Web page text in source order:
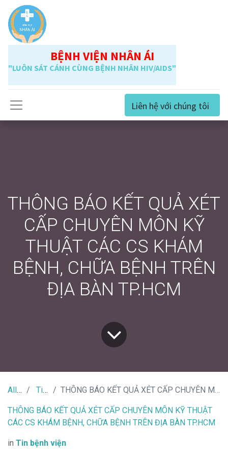
BỆNH VIỆN NHÂN ÁI
"LUÔN SÁT CÁNH CÙNG BỆNH NHÂN HIV/AIDS"
Liên hệ với chúng tôi
THÔNG BÁO KẾT QUẢ XÉT
CẤP CHUYÊN MÔN KỸ
THUẬT CÁC CS KHÁM
BỆNH, CHỮA BỆNH TRÊN
ĐỊA BÀN TP.HCM
All Tin Tức Tin bệnh viện THÔNG BÁO KẾT QUẢ XÉT CẤP CHUYÊN MÔN KỸ THUẬT CÁC CS KHÁM BỆNH, CHỮA BỆNH TRÊN ĐỊA BÀN TP.HCM
THÔNG BÁO KẾT QUẢ XÉT CẤP CHUYÊN MÔN KỸ THUẬT
CÁC CS KHÁM BỆNH, CHỮA BỆNH TRÊN ĐỊA BÀN TP.HCM
in Tin bệnh viện